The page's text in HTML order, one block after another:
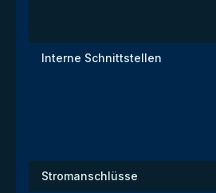
Interne Schnittstellen
Stromanschlüsse